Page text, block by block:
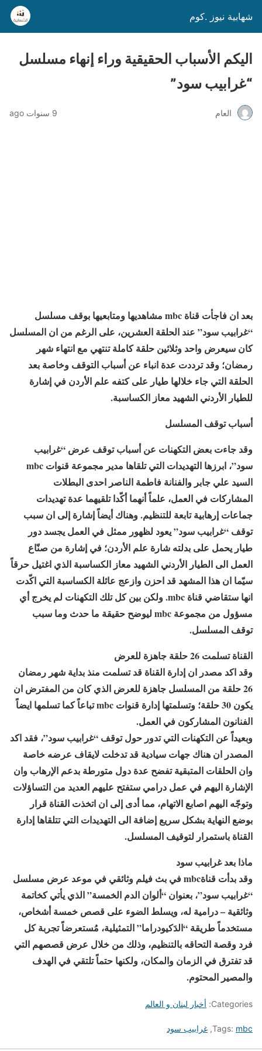
شهابية نيوز .كوم
اليكم الأسباب الحقيقية وراء إنهاء مسلسل
“غرابيب سود”
العام 9 سنوات ago
بعد ان فاجأت قناة mbc مشاهديها ومتابعيها بوقف مسلسل
“غرابيب سود” عند الحلقة العشرين، على الرغم من ان المسلسل
كان سيعرض واحد وثلاثين حلقة كاملة تنتهي مع انتهاء شهر
رمضان؛ وقد ترددت عدة انباء عن أسباب التوقف وخاصة بعد
الحلقة التي جاء خلالها طيار على كتفه علم الأردن في إشارة
للطيار الأردني الشهيد معاز الكساسبة.
أسباب توقف المسلسل
وقد جاءت بعض التكهنات عن أسباب توقف عرض “غرابيب
سود”، ابرزها التهديدات التي تلقاها مدير مجموعة قنوات mbc
السيد علي جابر والفنانة فاطمة الناصر احدى البطلات
المشاركات في العمل، علماً أنهما أكّدا تلقيهما عدة تهديدات
جماعات إرهابية تابعة للتنظيم. وهناك أيضاً إشارة إلى ان سبب
توقف “غرابيب سود” يعود لظهور ممثل في العمل يجسد دور
طيار يحمل على بدلته شارة علم الأردن؛ في إشارة من صنّاع
العمل الى الطيار الأردني الشهيد معاز الكساسبة الذي اغتيل حرقاً
سيّما ان هذا المشهد قد احزن وازعج عائلة الكساسبة التي اكّدت
انها ستقاضي قناة mbc. ولكن بين كل تلك التكهنات لم يخرج أي
مسؤول من مجموعة mbc ليوضح حقيقة ما حدث وما سبب
توقف المسلسل.
القناة تسلمت 26 حلقة جاهزة للعرض
وقد اكد مصدر ان إدارة القناة قد تسلمت منذ بداية شهر رمضان
26 حلقة من المسلسل جاهزة للعرض الذي كان من المفترض ان
يكون 30 حلقة؛ وتسلمتها إدارة قنوات mbc تباعاً كما تسلمها ايضاً
الفنانون المشاركون في العمل.
وبعيداً عن التكهنات التي تدور حول توقف “غرابيب سود”، فقد اكد
المصدر ان هناك جهات سيادية قد تدخلت لايقاف عرضه خاصة
وان الحلقات المتبقية تفضح عدة دول متورطة بدعم الإرهاب وان
الإشارة اليهم في عمل درامي ستفتح عليهم العديد من التساؤلات
وتوجّه اليهم اصابع الاتهام، مما أدى إلى ان اتخذت القناة قرار
بوضع النهاية بشكل سريع إضافة الى التهديدات التي تتلقاها إدارة
القناة باستمرار لتوقيف المسلسل.
ماذا بعد غرابيب سود
وقد بدأت قناةmbc في بث فيلم وثائقي في موعد عرض مسلسل
“غرابيب سود”، بعنوان “ألوان الدم الخمسة” الذي يأتي كخاتمة
وثائقية – درامية له، ويسلط الضوء على قصص خمسة أشخاص،
مستخدماً طريقة “الدَكيودراما” التمثيلية، مُستعرضاً تجربة كل
فرد وقصة التحاقه بالتنظيم، وذلك من خلال عرض قصصهم التي
قد تفترق في الزمان والمكان، ولكنها حتماً تلتقي في الهدف
والمصير المحتوم.
Categories: أخبار لبنان و العالم
Tags: mbc
, غرابيب سود